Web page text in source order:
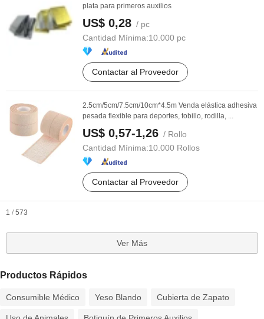
plata para primeros auxilios
US$ 0,28 / pc
Cantidad Mínima:10.000 pc
Contactar al Proveedor
2.5cm/5cm/7.5cm/10cm*4.5m Venda elástica adhesiva
pesada flexible para deportes, tobillo, rodilla, ...
US$ 0,57-1,26 / Rollo
Cantidad Mínima:10.000 Rollos
Contactar al Proveedor
1 / 573
Ver Más
Productos Rápidos
Consumible Médico Yeso Blando Cubierta de Zapato